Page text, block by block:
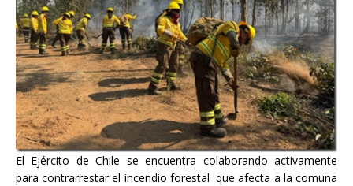
El Ejército de Chile se encuentra colaborando activamente
para contrarrestar el incendio forestal que afecta a la comuna